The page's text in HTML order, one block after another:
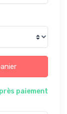
paiement